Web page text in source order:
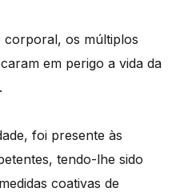
corporal, os múltiplos
em perigo a vida da
foi presente às
tendo-lhe sido
coativas de